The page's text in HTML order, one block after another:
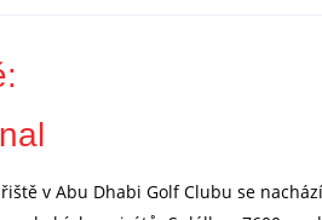
v Abu Dhabi Golf Clubu se